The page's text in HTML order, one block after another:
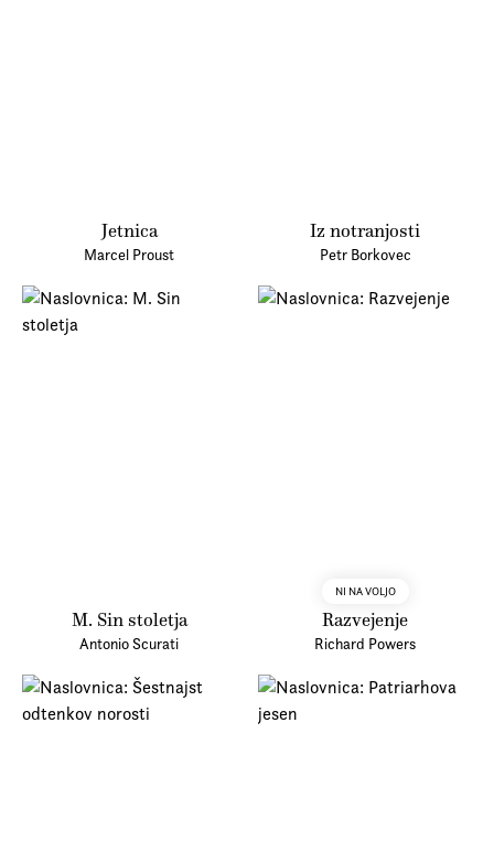
Jetnica
Marcel Proust
Iz notranjosti
Petr Borkovec
M. Sin stoletja
Antonio Scurati
NI NA VOLJO
Razvejenje
Richard Powers